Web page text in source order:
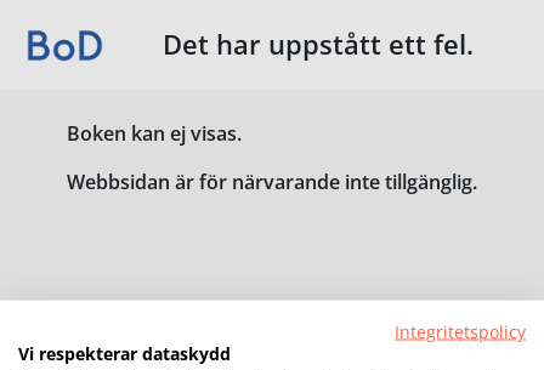
Det har uppstått ett fel.
Boken kan ej visas.
Webbsidan är för närvarande inte tillgänglig.
Integritetspolicy
Vi respekterar dataskydd